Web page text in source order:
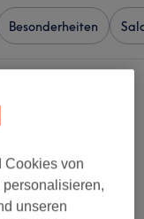
Besonderheiten
Cookies von
personalisieren,
unseren